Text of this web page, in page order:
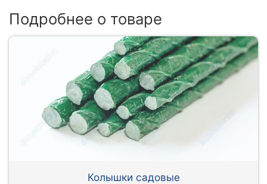
Подробнее о товаре
Колышки садовые